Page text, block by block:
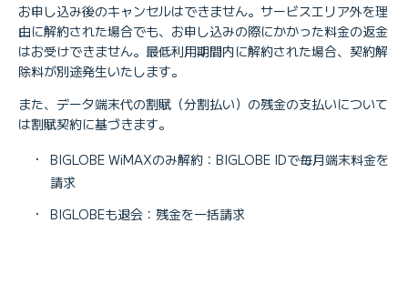
お申し込み後のキャンセルはできません。サービスエリア外を理
由に解約された場合でも、お申し込みの際にかかった料金の返金
はお受けできません。最低利用期間内に解約された場合、契約解
除料が別途発生いたします。
また、データ端末代の割賦（分割払い）の残金の支払いについて
は割賦契約に基づきます。
・
BIGLOBE WiMAXのみ解約：BIGLOBE IDで毎月端末料金を
請求
・
BIGLOBEも退会：残金を一括請求